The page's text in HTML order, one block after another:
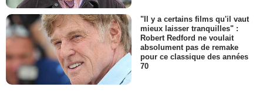
"Il y a certains films qu'il vaut
mieux laisser tranquilles" :
Robert Redford ne voulait
absolument pas de remake
pour ce classique des années
70